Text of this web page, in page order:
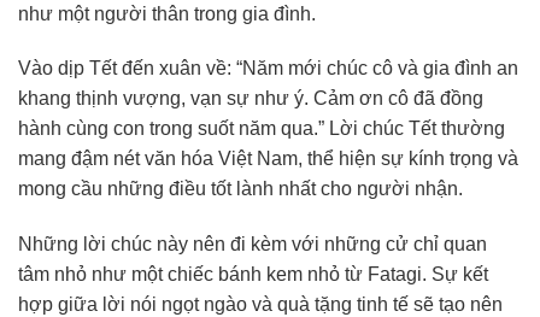
như một người thân trong gia đình.
Vào dịp Tết đến xuân về: “Năm mới chúc cô và gia đình an
khang thịnh vượng, vạn sự như ý. Cảm ơn cô đã đồng
hành cùng con trong suốt năm qua.” Lời chúc Tết thường
mang đậm nét văn hóa Việt Nam, thể hiện sự kính trọng và
mong cầu những điều tốt lành nhất cho người nhận.
Những lời chúc này nên đi kèm với những cử chỉ quan
tâm nhỏ như một chiếc bánh kem nhỏ từ Fatagi. Sự kết
hợp giữa lời nói ngọt ngào và quà tặng tinh tế sẽ tạo nên